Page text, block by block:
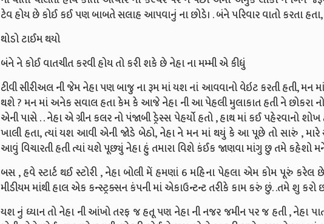
ટેવ હોય છે કોઈ કઈ પણ બાબતે સલાહ આપવાનું ના છોડે। . બંને પરિવાર વાતો કરતા હતા,
થોડો ટાઈમ થયો
બંને ને કોઈ વાતચીત કરવી હોય તો કરી શકે છે નેહા ના મમ્મી એ કીધું
ટીવી સીરીઅલ ની જેમ નેહા પણ બાજુ ના રૂમ માં યશ નાં આવવાનો વેઇટ કરતી હતી, મન
થશે ? મન માં અનેક સવાલ હતા કેમ કે આજે નેહા ની આ પેહલી મુલાકાત હતી ને છોકરા નો
એની પાસે . . નેહા એ ગ્રીન કલર નો પંજાબી ડ્રેસ્સ પેહર્યો હતો , હાથ માં કઈ પહેરવાનો
ખાલી હતા, ત્યાં યશ આવી એની જોડે બેઠો, નેહા ને મન માં થયું કે આ પૂછે તો સારું , મારે
આવું વિચારતી હતી ત્યાં યશે પૂછ્યું નેહા હું તમારા વિશે કંઈક જાણવા માંગુ છુ તમે કહેશો
બસ , હવે સ્ટાર્ટ થઈ સ્ટોરી , નેહા બોલી મેં હમણાં 6 મહિના પેહલા એમ કોમ પૂરું
મીડીયમ માંથી હાલ એક કન્સ્ટ્રક્સન કંપની માં એકાઉન્ટન્ટ તરીકે કામ કરું છું. .તમે શુ કરો
યશ નું ધ્યાન તો નેહા ની આંખો તરફ જ હતૂ પણ નેહા ની નજર જમીન પર જ હતી , નેહા